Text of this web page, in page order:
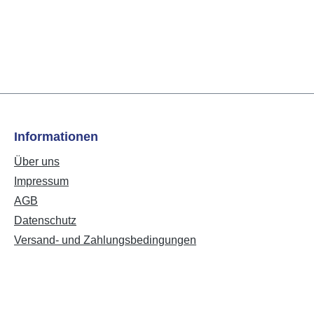
Informationen
Über uns
Impressum
AGB
Datenschutz
Versand- und Zahlungsbedingungen